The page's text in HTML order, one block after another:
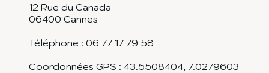
12 Rue du Canada
06400 Cannes
Téléphone : 06 77 17 79 58
Coordonnées GPS : 43.5508404, 7.0279603